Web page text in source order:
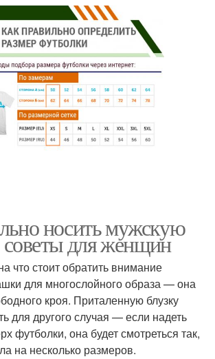
носить мужскую
для женщин
что стоит обратить внимание
для многослойного образа — она
кроя. Приталенную блузку
для другого случая — если надеть
футболки, она будет смотреться так,
на несколько размеров.